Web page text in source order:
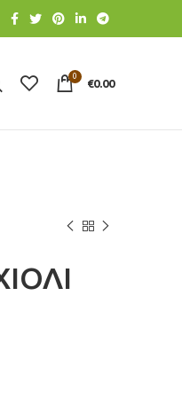
0
€0.00